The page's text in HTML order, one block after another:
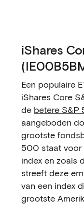
iShares
Een populaire
iShares Core
de betere S&P
aangeboden
grootste
500 staat voor
index en zoals
streeft deze
van een index
grootste